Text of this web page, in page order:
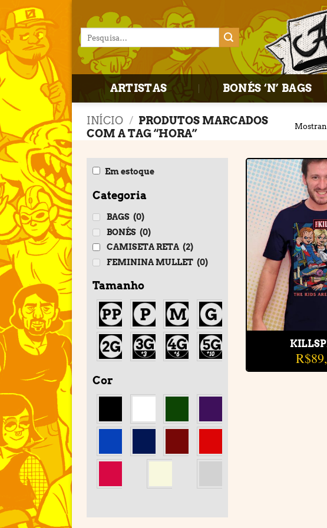
content
Pesquisar
por:
ARTISTAS BONÉS ‘N’ BAGS
INÍCIO / PRODUTOS MARCADOS
COM A TAG “HORA”
Em estoque
Categoria
BAGS (0)
BONÉS (0)
CAMISETA RETA (2)
FEMININA MULLET (0)
Tamanho
Cor
' ' ' '
' ' '
R$